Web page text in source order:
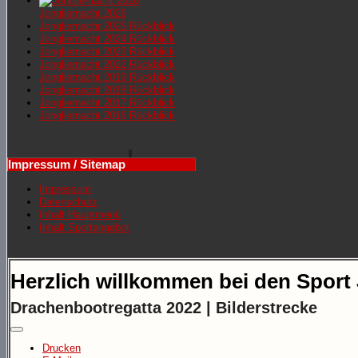
Jongliernacht 2026
Jongliernachr 2025 Rückblick
Jongliernacht 2024 Rückblick
Jongliernacht 2023 Rückblick
Jongliernacht 2022 Rückblick
Jongliernacht 2019 Rückblick
Jongliernacht 2018 Rückblick
Jongliernacht 2017 Rückblick
Jongliernacht 2016 Rückblick
Impressum / Sitemap
Impressum
Datenschutz
Inhalt Hauptmenü
Inhalt Sportangebot
Herzlich willkommen bei den Sport
Drachenbootregatta 2022 | Bilderstrecke
Drucken